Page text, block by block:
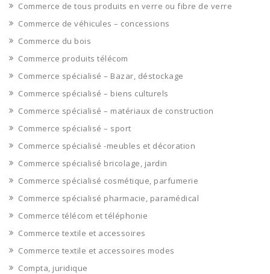
Commerce de tous produits en verre ou fibre de verre
Commerce de véhicules – concessions
Commerce du bois
Commerce produits télécom
Commerce spécialisé – Bazar, déstockage
Commerce spécialisé – biens culturels
Commerce spécialisé – matériaux de construction
Commerce spécialisé – sport
Commerce spécialisé -meubles et décoration
Commerce spécialisé bricolage, jardin
Commerce spécialisé cosmétique, parfumerie
Commerce spécialisé pharmacie, paramédical
Commerce télécom et téléphonie
Commerce textile et accessoires
Commerce textile et accessoires modes
Compta, juridique